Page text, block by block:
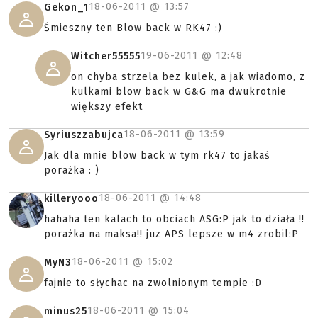
Gekon_118-06-2011 @ 13:57
Śmieszny ten Blow back w RK47 :)
Witcher5555519-06-2011 @ 12:48
on chyba strzela bez kulek, a jak wiadomo, z
kulkami blow back w G&G ma dwukrotnie
większy efekt
Syriuszzabujca18-06-2011 @ 13:59
Jak dla mnie blow back w tym rk47 to jakaś
porażka : )
killeryooo18-06-2011 @ 14:48
hahaha ten kalach to obciach ASG:P jak to działa !!
porażka na maksa!! juz APS lepsze w m4 zrobil:P
MyN318-06-2011 @ 15:02
fajnie to słychac na zwolnionym tempie :D
minus2518-06-2011 @ 15:04